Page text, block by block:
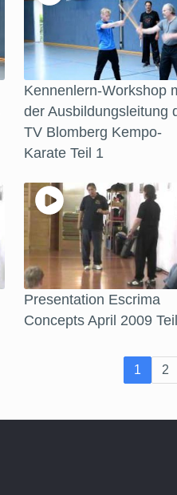
Kennenlern-Workshop
der Ausbildungsleitung
TV Blomberg Kempo-
Karate Teil 1
Presentation Escrima
Concepts April 2009
1 2